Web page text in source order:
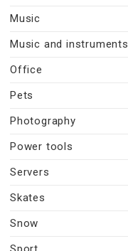
Music
Music and instruments
Office
Pets
Photography
Power tools
Servers
Skates
Snow